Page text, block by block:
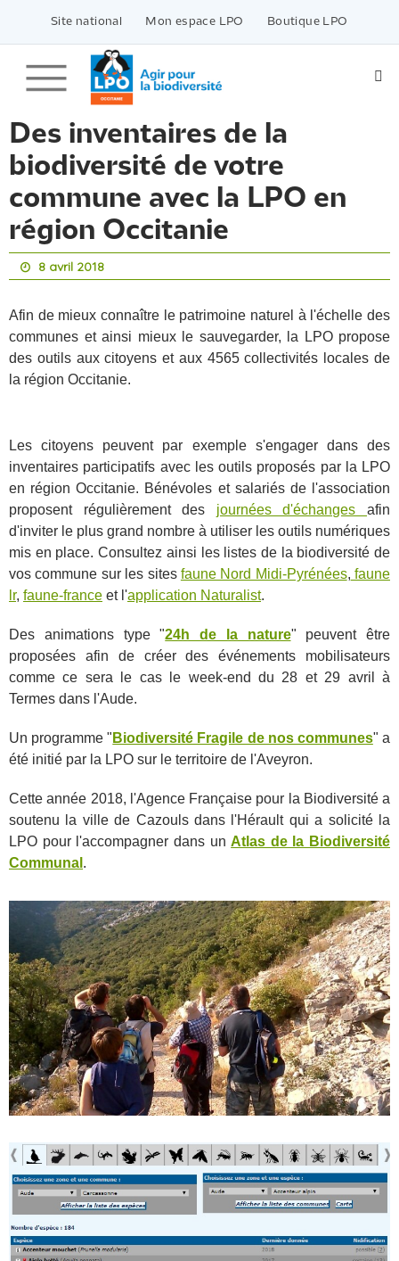
contenu
Site national Mon espace LPO Boutique LPO
Des inventaires de la
biodiversité de votre
commune avec la LPO en
région Occitanie
8 avril 2018
Afin de mieux connaître le patrimoine naturel à l'échelle des
communes et ainsi mieux le sauvegarder, la LPO propose
des outils aux citoyens et aux 4565 collectivités locales de
la région Occitanie.
Les citoyens peuvent par exemple s'engager dans des
inventaires participatifs avec les outils proposés par la LPO
en région Occitanie. Bénévoles et salariés de l'association
proposent régulièrement des journées d'échangesafin
d'inviter le plus grand nombre à utiliser les outils numériques
mis en place. Consultez ainsi les listes de la biodiversité de
vos commune sur les sites faune Nord Midi-Pyrénées, faune
lr, faune-france et l'application Naturalist.
Des animations type "24h de la nature" peuvent être
proposées afin de créer des événements mobilisateurs
comme ce sera le cas le week-end du 28 et 29 avril à
Termes dans l'Aude.
Un programme " Biodiversité Fragile de nos communes" a
été initié par la LPO sur le territoire de l'Aveyron.
Cette année 2018, l'Agence Française pour la Biodiversité a
soutenu la ville de Cazouls dans l'Hérault qui a solicité la
LPO pour l'accompagner dans unAtlas de la Biodiversité
Communal .